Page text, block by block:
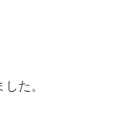
た。